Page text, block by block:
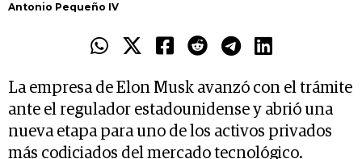
Antonio Pequeño IV
La empresa de Elon Musk avanzó con el trámite
ante el regulador estadounidense y abrió una
nueva etapa para uno de los activos privados
más codiciados del mercado tecnológico.